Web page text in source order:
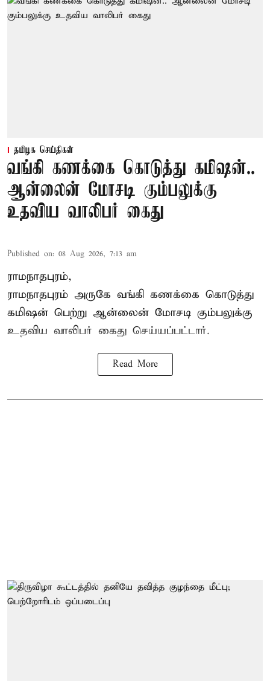
தமிழக செய்திகள்
வங்கி கணக்கை கொடுத்து கமிஷன்..
ஆன்லைன் மோசடி கும்பலுக்கு
உதவிய வாலிபர் கைது
Published on: 08 Aug 2026, 7:13 am
ராமநாதபுரம்,
ராமநாதபுரம் அருகே வங்கி கணக்கை கொடுத்து
கமிஷன் பெற்று ஆன்லைன் மோசடி கும்பலுக்கு
உதவிய வாலிபர் கைது செய்யப்பட்டார்.
Read More